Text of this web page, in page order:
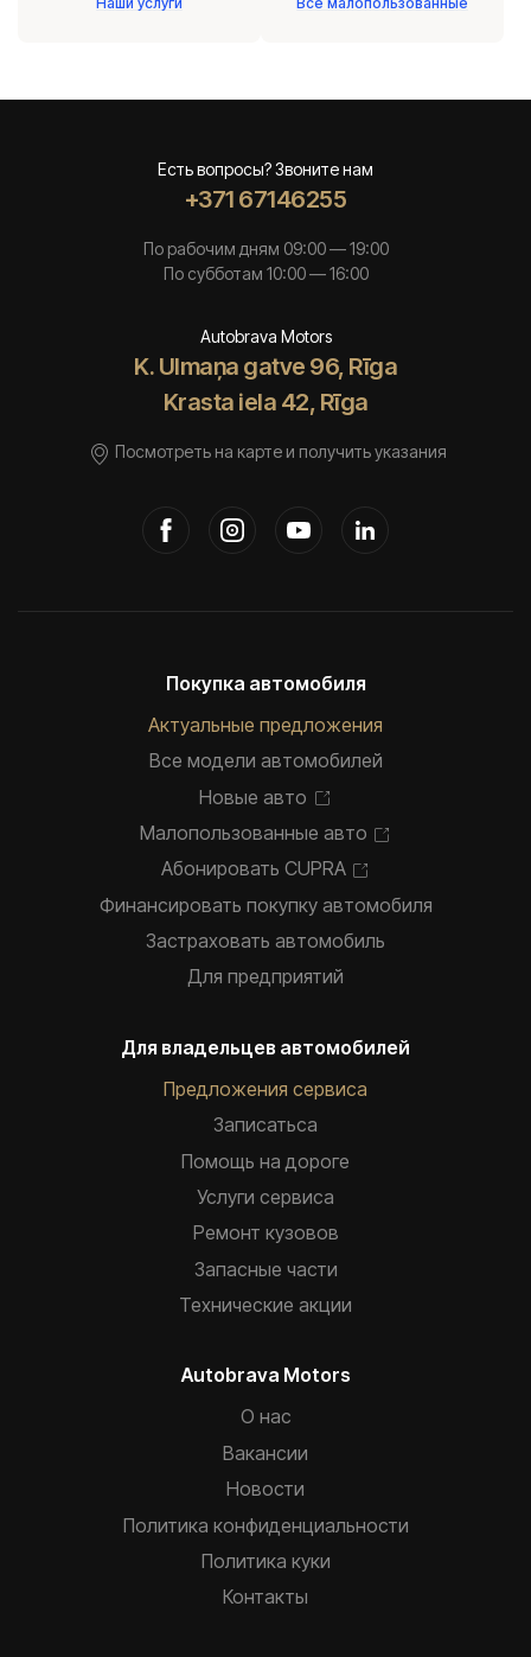
Есть вопросы? Звоните нам
+371 67146255
По рабочим дням 09:00 — 19:00
По субботам 10:00 — 16:00
Autobrava Motors
K. Ulmaņa gatve 96, Rīga
Krasta iela 42, Rīga
Посмотреть на карте и получить указания
Покупка автомобиля
Актуальные предложения
Все модели автомобилей
Новые авто
Малопользованные авто
Абонировать CUPRA
Финансировать покупку автомобиля
Застраховать автомобиль
Для предприятий
Для владельцев автомобилей
Предложения сервиса
Записатьca
Помощь на дороге
Услуги сервиса
Ремонт кузовов
Запасные части
Технические акции
Autobrava Motors
О нас
Вакансии
Новости
Политика конфиденциальности
Политика куки
Контакты